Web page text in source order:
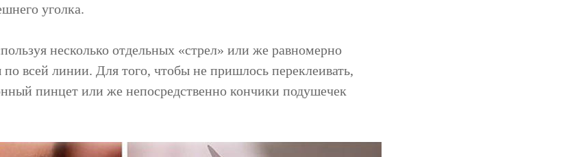
уголка.
несколько отдельных «стрел» или же равномерно
всей линии. Для того, чтобы не пришлось переклеивать,
пинцет или же непосредственно кончики подушечек